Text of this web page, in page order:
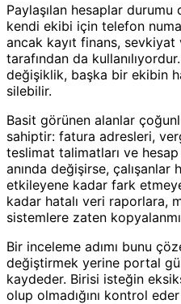
Paylaşılan hesaplar
kendi ekibi için telefon
ancak kayıt finans,
tarafından da
değişiklik, başka bir ekibin
silebilir.
Basit görünen alanlar
sahiptir: fatura adresleri,
teslimat talimatları ve
anında değişirse,
etkileyene kadar fark
kadar hatalı veri raporlara,
sistemlere zaten
Bir inceleme adımı bunu
değiştirmek yerine portal
kaydeder. Birisi isteğin
olup olmadığını kontrol